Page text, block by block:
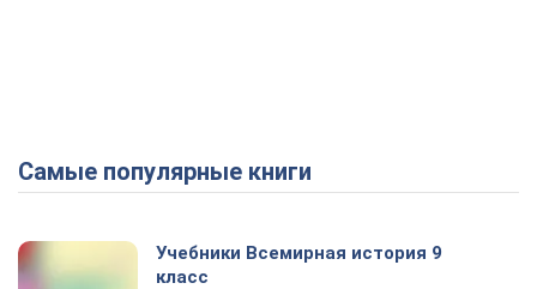
Самые популярные книги
Учебники Всемирная история 9
класс